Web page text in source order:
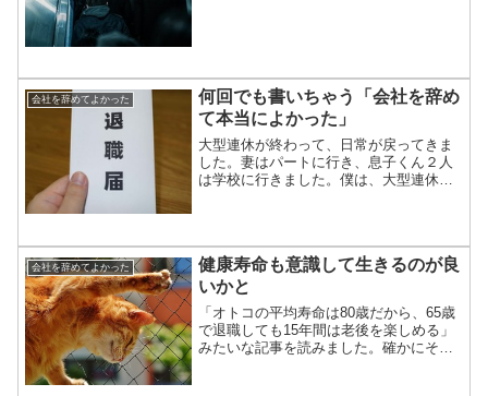
会社を辞めてよかった
何回でも書いちゃう「会社を辞め
て本当によかった」
大型連休が終わって、日常が戻ってきま
した。妻はパートに行き、息子くん２人
は学校に行きました。僕は、大型連休に
一生懸命に梱包し、郵...
会社を辞めてよかった
健康寿命も意識して生きるのが良
いかと
「オトコの平均寿命は80歳だから、65歳
で退職しても15年間は老後を楽しめる」
みたいな記事を読みました。確かにそう